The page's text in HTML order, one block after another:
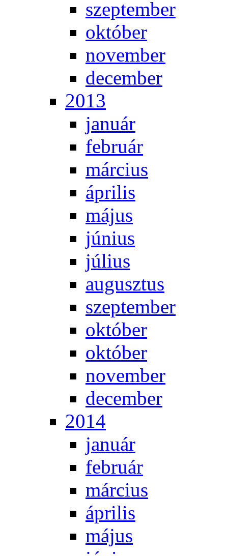
szep­tem­ber
ok­tó­ber
no­vem­ber
de­cem­ber
2013
ja­nu­ár
feb­ru­ár
már­ci­us
áp­ri­lis
má­jus
jú­ni­us
jú­li­us
au­gusz­tus
szep­tem­ber
ok­tó­ber
ok­tó­ber
no­vem­ber
de­cem­ber
2014
ja­nu­ár
feb­ru­ár
már­ci­us
áp­ri­lis
má­jus